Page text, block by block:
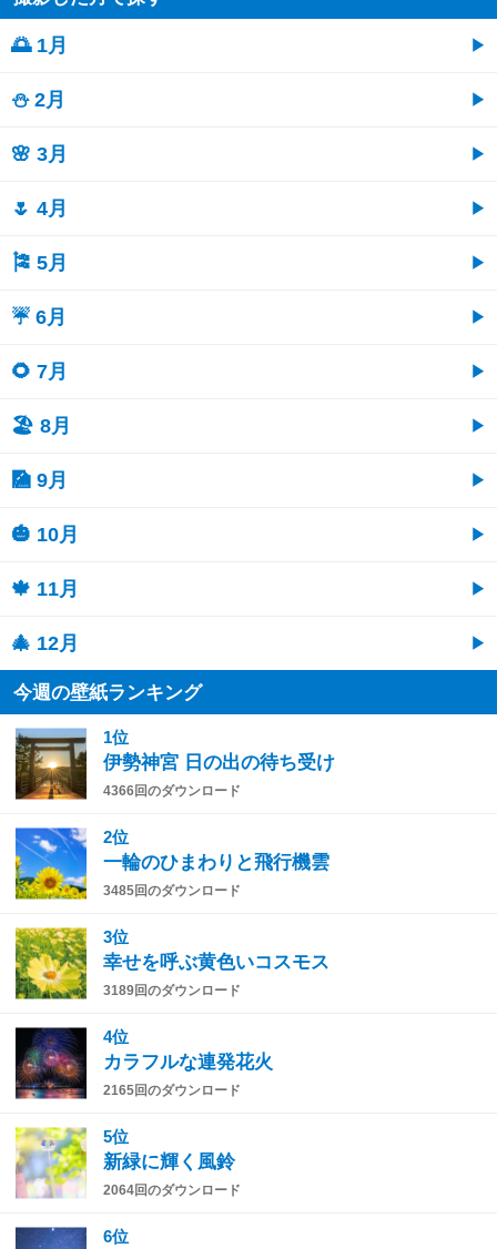
🌅 1月
⛄ 2月
🌸 3月
🌷 4月
🎏 5月
☔ 6月
🌻 7月
🏖 8月
🎑 9月
🎃 10月
🍁 11月
🎄 12月
今週の壁紙ランキング
1位
伊勢神宮 日の出の待ち受け
4366回のダウンロード
2位
一輪のひまわりと飛行機雲
3485回のダウンロード
3位
幸せを呼ぶ黄色いコスモス
3189回のダウンロード
4位
カラフルな連発花火
2165回のダウンロード
5位
新緑に輝く風鈴
2064回のダウンロード
6位